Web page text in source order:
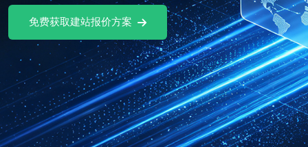
获取建站报价方案